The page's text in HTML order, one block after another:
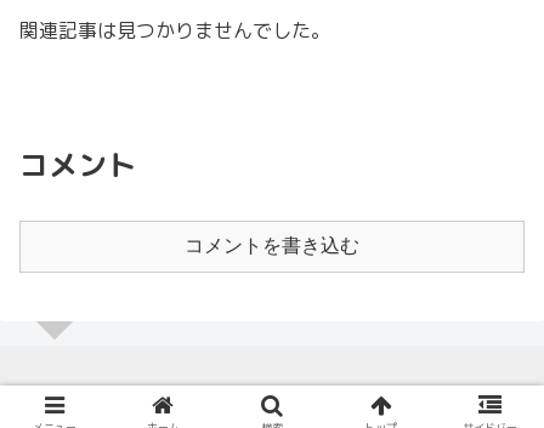
関連記事は見つかりませんでした。
コメント
コメントを書き込む
© 2020 モテて、たんまり.